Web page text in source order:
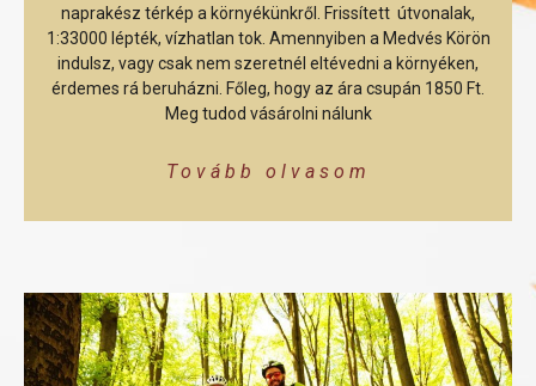
naprakész térkép a környékünkről. Frissített útvonalak,
1:33000 lépték, vízhatlan tok. Amennyiben a Medvés Körön
indulsz, vagy csak nem szeretnél eltévedni a környéken,
érdemes rá beruházni. Főleg, hogy az ára csupán 1850 Ft.
Meg tudod vásárolni nálunk
Tovább olvasom